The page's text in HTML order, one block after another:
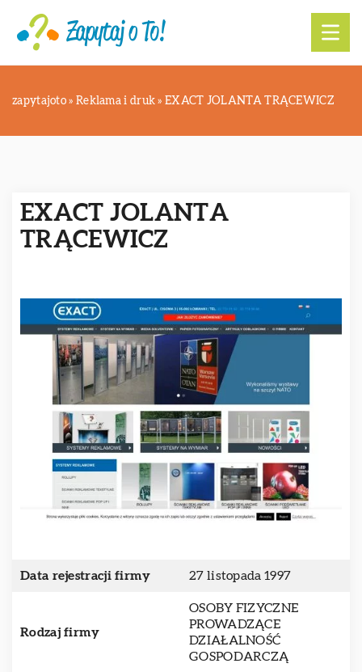
zapytajoto » Reklama i druk »EXACT JOLANTA TRĄCEWICZ
EXACT JOLANTA
TRĄCEWICZ
Data rejestracji firmy 27 listopada 1997
Rodzaj firmy
OSOBY FIZYCZNE
PROWADZĄCE
DZIAŁALNOŚĆ
GOSPODARCZĄ